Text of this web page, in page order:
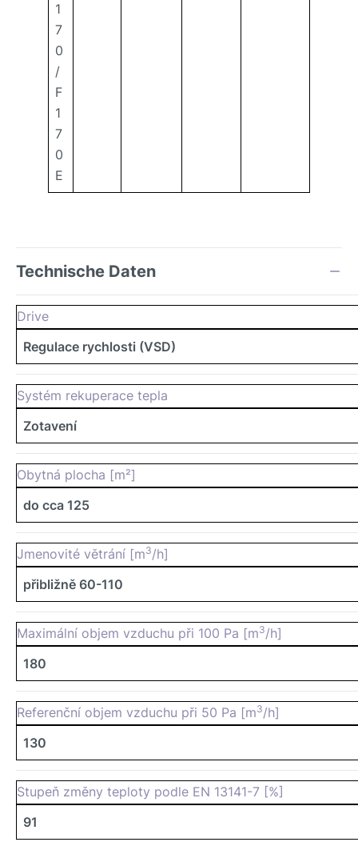
1
7
0
/
F
1
7
0
E
Technische Daten
Drive
Regulace rychlosti (VSD)
Systém rekuperace tepla
Zotavení
Obytná plocha [m²]
do cca 125
Jmenovité větrání [m3/h]
přibližně 60-110
Maximální objem vzduchu při 100 Pa [m3/h]
180
Referenční objem vzduchu při 50 Pa [m3/h]
130
Stupeň změny teploty podle EN 13141-7 [%]
91